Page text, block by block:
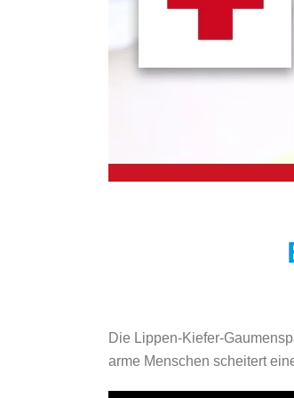
Die Lippen-Kiefer-
arme Menschen scheitert